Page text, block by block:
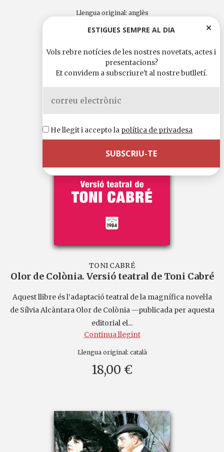
Llengua original: anglès
16,90 €
TONI CABRÉ
Olor de Colònia. Versió teatral de Toni Cabré
Aquest llibre és l’adaptació teatral de la magnífica novel·la
de Sílvia Alcàntara Olor de Colònia —publicada per aquesta
editorial el...
Continua llegint
Llengua original: català
18,00 €
ESTIGUES SEMPRE AL DIA
Vols rebre notícies de les nostres novetats, actes i
presentacions?
Et convidem a subscriure't al nostre butlletí.
He llegit i accepto la política de privadesa